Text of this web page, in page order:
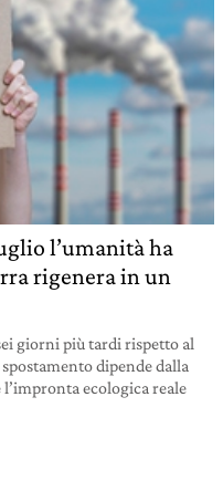
l’umanità ha
rigenera in un
giorni più tardi rispetto al
dipende dalla
ecologica reale